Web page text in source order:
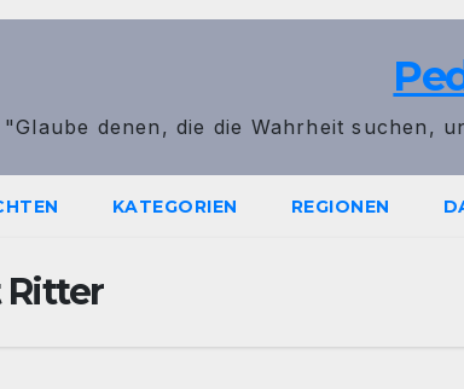
"Glaube denen, die die Wahrheit suchen,
KATEGORIEN REGIONEN